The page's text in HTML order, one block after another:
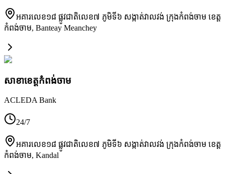
អគារលេខ១៨ ផ្លូវជាតិលេខ៧ ភូមិទី៦ សង្កាត់វាលវង់ ក្រុងកំពង់ចាម ខេត្ត
កំពង់ចាម, Banteay Meanchey
សាខា​ខេត្តកំពង់ចាម
ACLEDA Bank
24/7
អគារលេខ១៨ ផ្លូវជាតិលេខ៧ ភូមិទី៦ សង្កាត់វាលវង់ ក្រុងកំពង់ចាម ខេត្ត
កំពង់ចាម, Kandal